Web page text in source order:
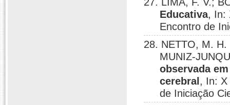
Educativa, In:
Encontro de
28. NETTO, M.
MUNIZ-
observada
cerebral , In: X
de Iniciação